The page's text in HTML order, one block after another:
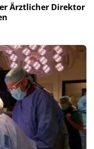
Ärztlicher Direktor